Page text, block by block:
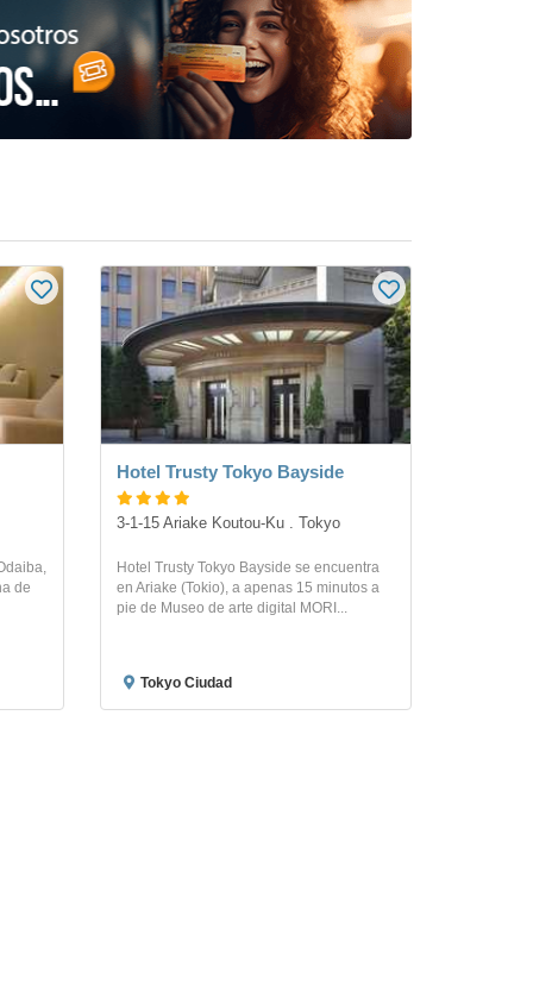
de
Hotel Trusty Tokyo Bayside
3-1-15 Ariake Koutou-Ku . Tokyo
Hotel Trusty Tokyo Bayside se encuentra
en Ariake (Tokio), a apenas 15 minutos a
pie de Museo de arte digital MORI...
Tokyo Ciudad